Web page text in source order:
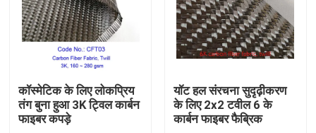
वीडियो
हमारे बारे में
फैक्टरी यात्रा
कॉस्मेटिक के लिए लोकप्रिय
तंग बुना हुआ 3K ट्विल कार्बन
फाइबर कपड़े
यॉट हल संरचना सुदृढ़ीकरण
के लिए 2x2 टवील 6 के
कार्बन फाइबर फैब्रिक